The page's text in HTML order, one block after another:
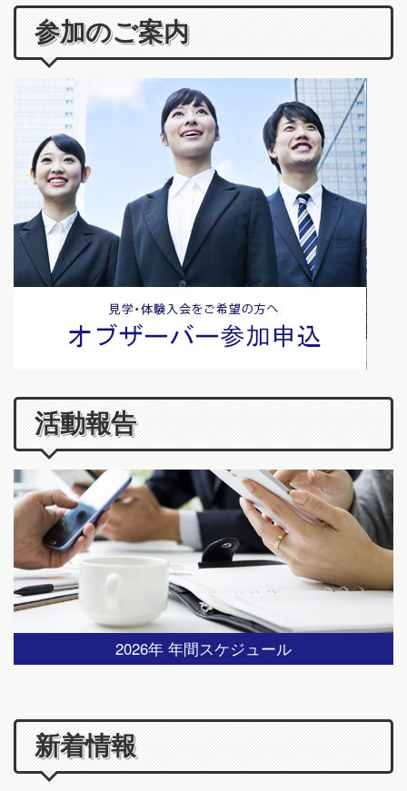
参加のご案内
活動報告
2026年 年間スケジュール
新着情報